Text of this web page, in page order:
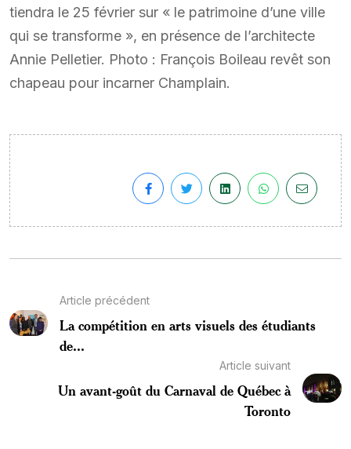
tiendra le 25 février sur « le patrimoine d’une ville
qui se transforme », en présence de l’architecte
Annie Pelletier. Photo : François Boileau revêt son
chapeau pour incarner Champlain.
Article précédent
La compétition en arts visuels des étudiants
de...
Article suivant
Un avant-goût du Carnaval de Québec à
Toronto